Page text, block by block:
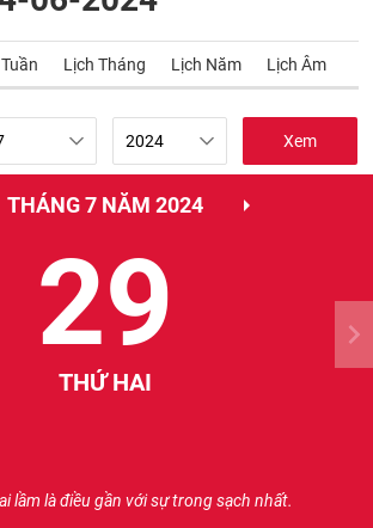
Lịch Tháng Lịch Năm Lịch Âm
Xem
THÁNG 7 NĂM 2024
29
THỨ HAI
lầm là điều gần với sự trong sạch nhất.